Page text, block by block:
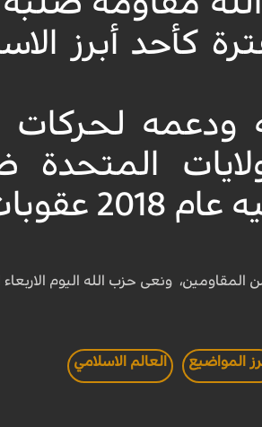
كأحد أبرز
ودعمه
أدرجته الولايات
المقاومين، ونعى حزب الله اليوم
المواضيع العالم الاسلامي